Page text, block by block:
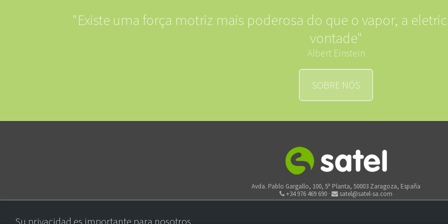
"Existe uma força motriz mais poderosa do que o vapor, a
vontade"
Albert Einstein
SOBRE NÓS
Avda. Pablo Gargallo, 100, 5ª Planta, 50003 Zaragoza, España
+34 976 469 690 ·
satel@satel-sa.com
Su privacidad es importante para nosotros